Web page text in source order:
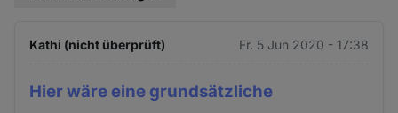
Kathi (nicht überprüft) Fr. 5 Jun 2020 - 17:38
Hier wäre eine grundsätzliche